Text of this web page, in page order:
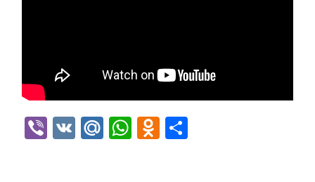
Viber
VK Mail.Ru
WhatsApp
Odnoklassniki